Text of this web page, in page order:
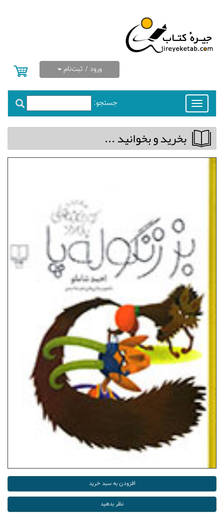
ورود / ثبت‌نام
جستجو:
Toggle
navigation
بخريد و بخوانيد ...